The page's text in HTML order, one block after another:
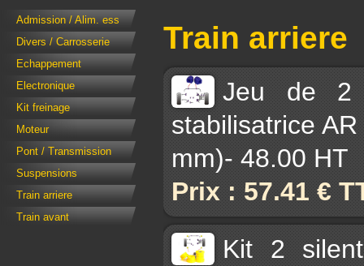
Admission / Alim. ess
Divers / Carrosserie
Echappement
Electronique
Kit freinage
Moteur
Pont / Transmission
Suspensions
Train arriere
Train avant
Train arriere
Jeu de 2
stabilisatrice
mm)- 48.00 HT
Prix : 57.41 €
Kit 2